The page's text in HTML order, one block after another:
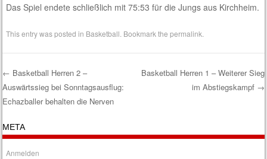
Das Spiel endete schließlich mit 75:53 für die Jungs aus Kirchheim.
This entry was posted in Basketball . Bookmark thepermalink
Post navigation
← Basketball Herren 2 –
Auswärtssieg bei Sonntagsausflug:
Echazballer behalten die Nerven
Basketball Herren 1 – Weiterer Sieg
im Abstiegskampf →
META
Anmelden